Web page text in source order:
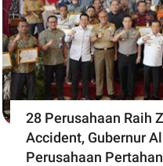
28 Perusahaan Raih
Accident, Gubernur
Perusahaan